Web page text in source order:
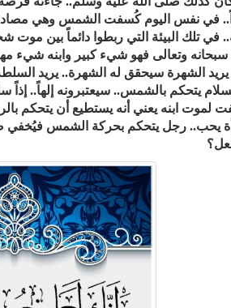
في نفس اليوم كُسفت الشمس وهي
في تلك البيئة التي ربطوا دائماً بين
وتعالى فهو شيء كبير وابنه
يريد الشهرة سيحقق له الشهرة.. يريد
يتحكم بالشمس.. سيعتبرونه إلهاً..
ابنه يعني أنه يستطيع أن يتحكم
يحب.. رجل يتحكم بحركة الشمس فيُخفي